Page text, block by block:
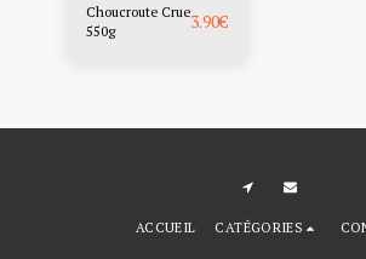
Choucroute Crue
550g
3.90€
ACCUEIL CATÉGORIES